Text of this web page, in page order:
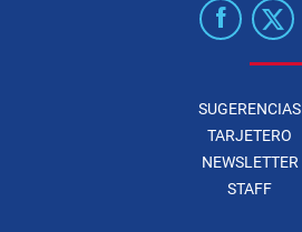
SUGERENCIAS
TARJETERO
NEWSLETTER
STAFF